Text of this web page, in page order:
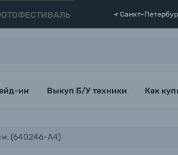
Санкт-
ин Выкуп Б/У техники Как
(640246-A4)